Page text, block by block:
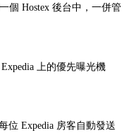
個 Hostex 後台中，一併管
上的優先曝光機
位 Expedia 房客自動發送